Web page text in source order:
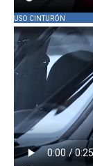
USO CINTURÓN